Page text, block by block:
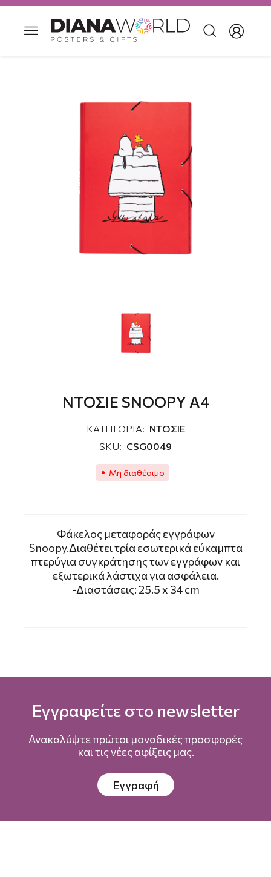
ΝΤΟΣΙΕ SNOOPY A4
ΚΑΤΗΓΟΡΙΑ: ΝΤΟΣΙΕ
SKU: CSG0049
Μη διαθέσιμο
Φάκελος μεταφοράς εγγράφων
Snoopy.Διαθέτει τρία εσωτερικά εύκαμπτα
πτερύγια συγκράτησης των εγγράφων και
εξωτερικά λάστιχα για ασφάλεια.
-Διαστάσεις: 25.5 x 34 cm
Εγγραφείτε στο newsletter
Ανακαλύψτε πρώτοι μοναδικές προσφορές
και τις νέες αφίξεις μας.
Εγγραφή